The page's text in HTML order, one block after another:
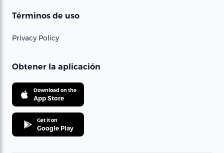
Términos de uso
Privacy Policy
Obtener la aplicación
Download on the
App Store
Get it on
Google Play